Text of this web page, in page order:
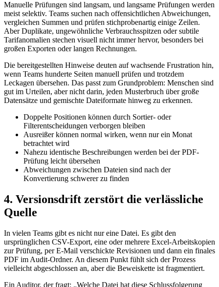
Manuelle Prüfungen sind langsam, und langsame Prüfungen werden
meist selektiv. Teams suchen nach offensichtlichen Abweichungen,
vergleichen Summen und prüfen stichprobenartig einige Zeilen.
Aber Duplikate, ungewöhnliche Verbrauchsspitzen oder subtile
Tarifanomalien stechen visuell nicht immer hervor, besonders bei
großen Exporten oder langen Rechnungen.
Die bereitgestellten Hinweise deuten auf wachsende Frustration hin,
wenn Teams hunderte Seiten manuell prüfen und trotzdem
Leckagen übersehen. Das passt zum Grundproblem: Menschen sind
gut im Urteilen, aber nicht darin, jeden Musterbruch über große
Datensätze und gemischte Dateiformate hinweg zu erkennen.
Doppelte Positionen können durch Sortier- oder
Filterentscheidungen verborgen bleiben
Ausreißer können normal wirken, wenn nur ein Monat
betrachtet wird
Nahezu identische Beschreibungen werden bei der PDF-
Prüfung leicht übersehen
Abweichungen zwischen Dateien sind nach der
Konvertierung schwerer zu finden
4. Versionsdrift zerstört die verlässliche
Quelle
In vielen Teams gibt es nicht nur eine Datei. Es gibt den
ursprünglichen CSV-Export, eine oder mehrere Excel-Arbeitskopien
zur Prüfung, per E-Mail verschickte Revisionen und dann ein finales
PDF im Audit-Ordner. An diesem Punkt fühlt sich der Prozess
vielleicht abgeschlossen an, aber die Beweiskette ist fragmentiert.
Ein Auditor, der fragt: „Welche Datei hat diese Schlussfolgerung